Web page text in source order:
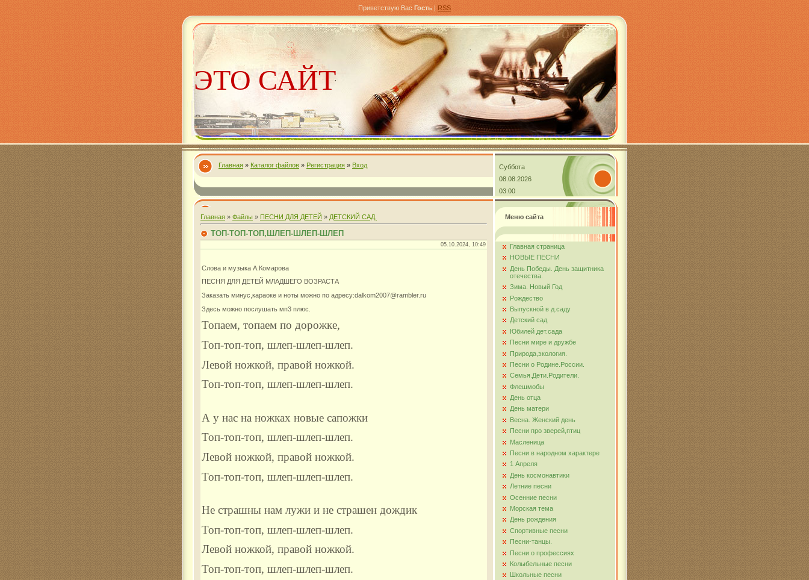
Приветствую Вас Гость | RSS
ЭТО САЙТ
Александра
Комарова
Главная » Каталог файлов » Регистрация » Вход
Суббота
08.08.2026
03:00
Главная » Файлы » ПЕСНИ ДЛЯ ДЕТЕЙ » ДЕТСКИЙ САД.
ТОП-ТОП-ТОП,ШЛЕП-ШЛЕП-ШЛЕП
05.10.2024, 10:49
Слова и музыка А.Комарова
ПЕСНЯ ДЛЯ ДЕТЕЙ МЛАДШЕГО ВОЗРАСТА
Заказать минус,караоке и ноты можно по адресу:dalkom2007@rambler.ru
Здесь можно послушать мп3 плюс.
Топаем, топаем по дорожке,
Топ-топ-топ, шлеп-шлеп-шлеп.
Левой ножкой, правой ножкой.
Топ-топ-топ, шлеп-шлеп-шлеп.
А у нас на ножках новые сапожки
Топ-топ-топ, шлеп-шлеп-шлеп.
Левой ножкой, правой ножкой.
Топ-топ-топ, шлеп-шлеп-шлеп.
Не страшны нам лужи и не страшен дождик
Топ-топ-топ, шлеп-шлеп-шлеп.
Левой ножкой, правой ножкой.
Топ-топ-топ, шлеп-шлеп-шлеп.
Меню сайта
Главная страница
НОВЫЕ ПЕСНИ
День Победы. День защитника
отечества.
Зима. Новый Год
Рождество
Выпускной в д.саду
Детский сад
Юбилей дет.сада
Песни мире и дружбе
Природа,экология.
Песни о Родине.России.
Семья.Дети.Родители.
Флешмобы
День отца
День матери
Весна. Женский день
Песни про зверей,птиц
Масленица
Песни в народном характере
1 Апреля
День космонавтики
Летние песни
Осенние песни
Морская тема
День рождения
Спортивные песни
Песни-танцы.
Песни о профессиях
Колыбельные песни
Школьные песни